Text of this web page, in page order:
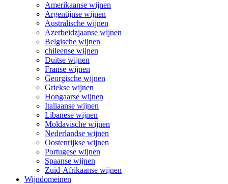
Amerikaanse wijnen
Argentijnse wijnen
Australische wijnen
Azerbeidzjaanse wijnen
Belgische wijnen
chileense wijnen
Duitse wijnen
Franse wijnen
Georgische wijnen
Griekse wijnen
Hongaarse wijnen
Italiaanse wijnen
Libanese wijnen
Moldavische wijnen
Nederlandse wijnen
Oostenrijkse wijnen
Portugese wijnen
Spaanse wijnen
Zuid-Afrikaanse wijnen
Wijndomeinen